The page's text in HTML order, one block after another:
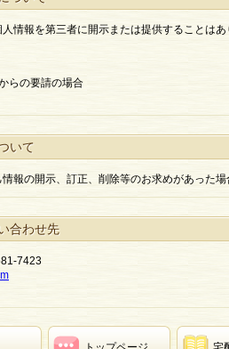
情報を第三者に開示または提供することはあ
らの要請の場合
いて
報の開示、訂正、削除等のお求めがあった場
合わせ先
7423